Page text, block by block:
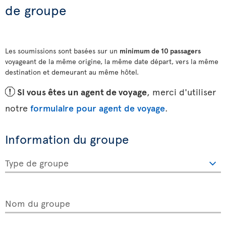
de groupe
Les soumissions sont basées sur un minimum de 10 passagers
voyageant de la même origine, la même date départ, vers la même
destination et demeurant au même hôtel.
ü Si vous êtes un agent de voyage, merci d'utiliser
notre formulaire pour agent de voyage.
Information du groupe
Type de groupe
Nom du groupe